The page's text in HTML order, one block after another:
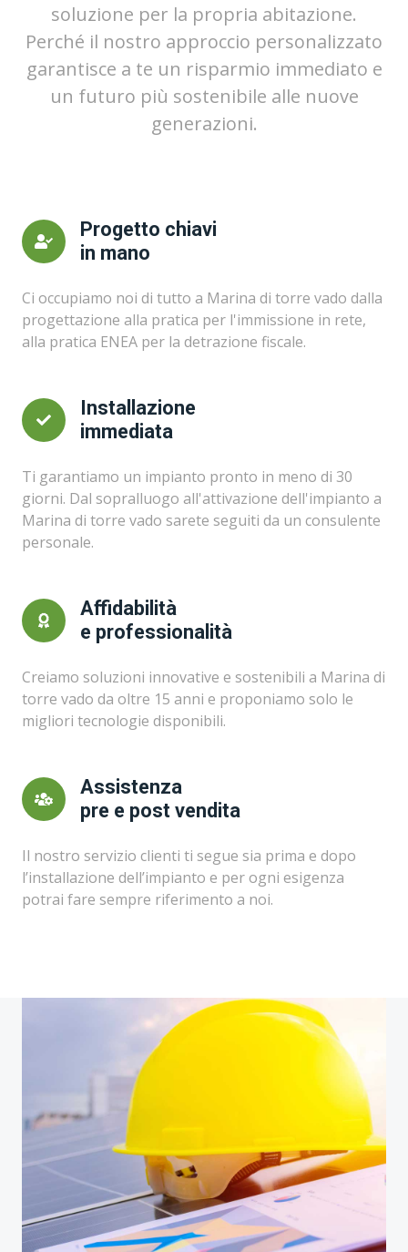
soluzione per la propria abitazione.
Perché il nostro approccio personalizzato
garantisce a te un risparmio immediato e
un futuro più sostenibile alle nuove
generazioni.
Progetto chiavi
in mano
Ci occupiamo noi di tutto a Marina di torre vado dalla
progettazione alla pratica per l'immissione in rete,
alla pratica ENEA per la detrazione fiscale.
Installazione
immediata
Ti garantiamo un impianto pronto in meno di 30
giorni. Dal sopralluogo all'attivazione dell'impianto a
Marina di torre vado sarete seguiti da un consulente
personale.
Affidabilità
e professionalità
Creiamo soluzioni innovative e sostenibili a Marina di
torre vado da oltre 15 anni e proponiamo solo le
migliori tecnologie disponibili.
Assistenza
pre e post vendita
Il nostro servizio clienti ti segue sia prima e dopo
l’installazione dell’impianto e per ogni esigenza
potrai fare sempre riferimento a noi.